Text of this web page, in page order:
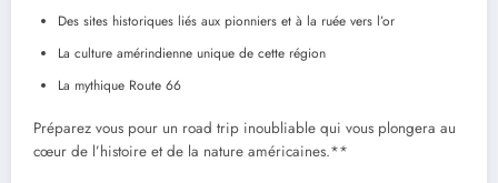
Des sites historiques liés aux pionniers et à la ruée vers l’or
La culture amérindienne unique de cette région
La mythique Route 66
Préparez vous pour un road trip inoubliable qui vous plongera au
cœur de l’histoire et de la nature américaines.**